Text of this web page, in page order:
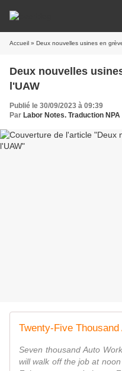
Accueil » Deux nouvelles usines en
Deux nouvelles
l'UAW
Publié le 30/09/2023 à 09:39
Par Labor Notes. Traduction
Seven thousand Auto
will walk off the job at